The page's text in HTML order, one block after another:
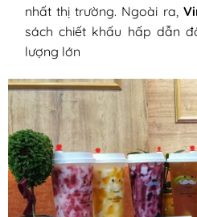
nhất thị trường. Ngoài ra,
sách chiết khấu hấp dẫn
lượng lớn